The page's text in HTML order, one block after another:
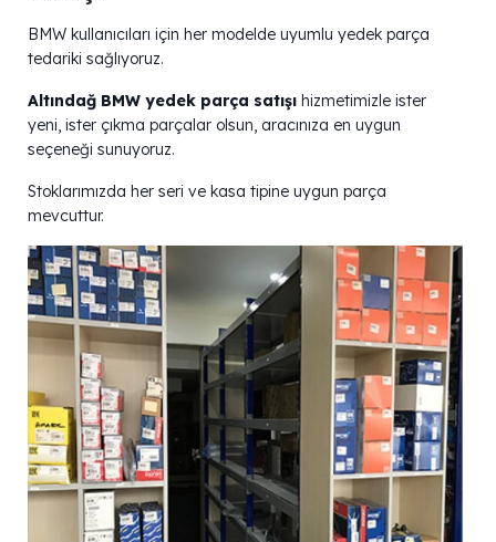
BMW kullanıcıları için her modelde uyumlu yedek parça
tedariki sağlıyoruz.
Altındağ BMW yedek parça satışı hizmetimizle ister
yeni, ister çıkma parçalar olsun, aracınıza en uygun
seçeneği sunuyoruz.
Stoklarımızda her seri ve kasa tipine uygun parça
mevcuttur.